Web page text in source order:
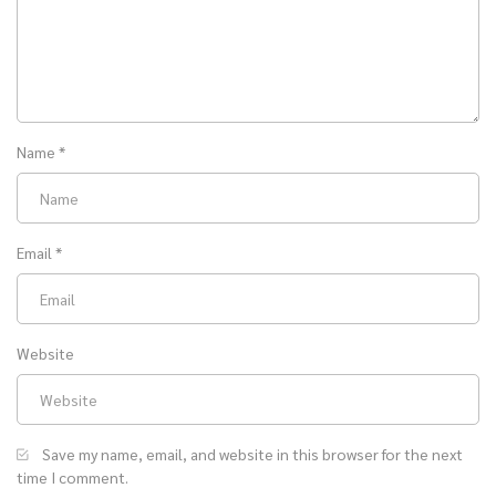
Name *
Email *
Website
Save my name, email, and website in this browser for the next
time I comment.